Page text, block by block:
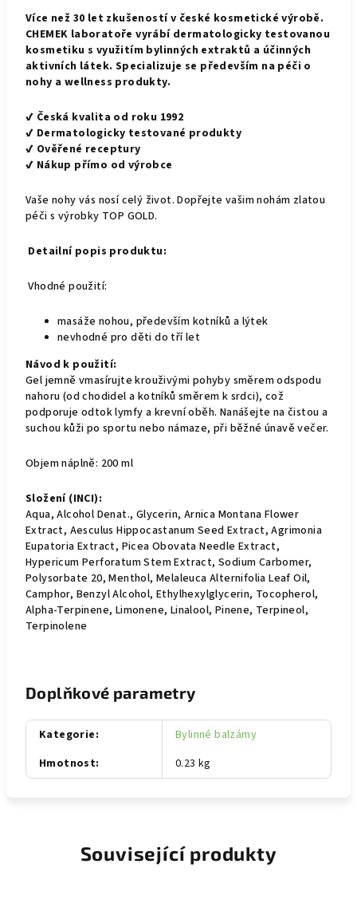
Více než 30 let zkušeností v české kosmetické výrobě.
CHEMEK laboratoře vyrábí dermatologicky testovanou
kosmetiku s využitím bylinných extraktů a účinných
aktivních látek. Specializuje se především na péči o
nohy a wellness produkty.
✔ Česká kvalita od roku 1992
✔ Dermatologicky testované produkty
✔ Ověřené receptury
✔ Nákup přímo od výrobce
Vaše nohy vás nosí celý život. Dopřejte vašim nohám zlatou
péči s výrobky TOP GOLD.
Detailní popis produktu:
Vhodné použití:
masáže nohou, především kotníků a lýtek
nevhodné pro děti do tří let
Návod k použití:
Gel jemně vmasírujte krouživými pohyby směrem odspodu
nahoru (od chodidel a kotníků směrem k srdci), což
podporuje odtok lymfy a krevní oběh. Nanášejte na čistou a
suchou kůži po sportu nebo námaze, při běžné únavě večer.
Objem náplně: 200 ml
Složení (INCI):
Aqua, Alcohol Denat., Glycerin, Arnica Montana Flower
Extract, Aesculus Hippocastanum Seed Extract, Agrimonia
Eupatoria Extract, Picea Obovata Needle Extract,
Hypericum Perforatum Stem Extract, Sodium Carbomer,
Polysorbate 20, Menthol, Melaleuca Alternifolia Leaf Oil,
Camphor, Benzyl Alcohol, Ethylhexylglycerin, Tocopherol,
Alpha-Terpinene, Limonene, Linalool, Pinene, Terpineol,
Terpinolene
Doplňkové parametry
Kategorie:
Bylinné balzámy
Hmotnost: 0.23 kg
Související produkty